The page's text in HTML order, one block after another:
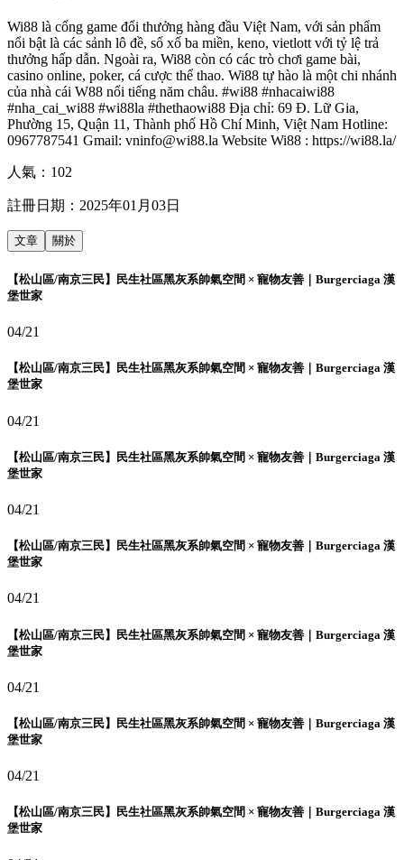
Wi88 là cổng game đổi thưởng hàng đầu Việt Nam, với sản phẩm
nổi bật là các sảnh lô đề, sổ xố ba miền, keno, vietlott với tỷ lệ trả
thưởng hấp dẫn. Ngoài ra, Wi88 còn có các trò chơi game bài,
casino online, poker, cá cược thể thao. Wi88 tự hào là một chi nhánh
của nhà cái W88 nổi tiếng năm châu. #wi88 #nhacaiwi88
#nha_cai_wi88 #wi88la #thethaowi88 Địa chỉ: 69 Đ. Lữ Gia,
Phường 15, Quận 11, Thành phố Hồ Chí Minh, Việt Nam Hotline:
0967787541 Gmail: vninfo@wi88.la Website Wi88 : https://wi88.la/
人氣： 102
註冊日期： 2025年01月03日
文章 關於
【松山區/南京三民】民生社區黑灰系帥氣空間 × 寵物友善｜Burgerciaga 漢
堡世家
04/21
【松山區/南京三民】民生社區黑灰系帥氣空間 × 寵物友善｜Burgerciaga 漢
堡世家
04/21
【松山區/南京三民】民生社區黑灰系帥氣空間 × 寵物友善｜Burgerciaga 漢
堡世家
04/21
【松山區/南京三民】民生社區黑灰系帥氣空間 × 寵物友善｜Burgerciaga 漢
堡世家
04/21
【松山區/南京三民】民生社區黑灰系帥氣空間 × 寵物友善｜Burgerciaga 漢
堡世家
04/21
【松山區/南京三民】民生社區黑灰系帥氣空間 × 寵物友善｜Burgerciaga 漢
堡世家
04/21
【松山區/南京三民】民生社區黑灰系帥氣空間 × 寵物友善｜Burgerciaga 漢
堡世家